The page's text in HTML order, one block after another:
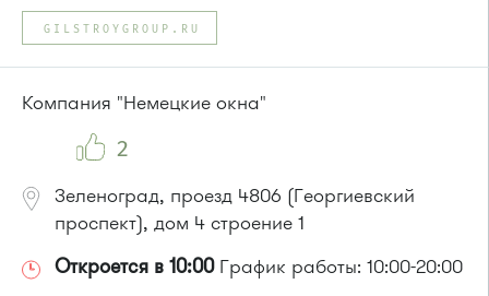
GILSTROYGROUP.RU
Компания "Немецкие окна"
2
Зеленоград, проезд 4806 (Георгиевский
проспект), дом 4 строение 1
Откроется в 10:00График работы: 10:00-20:00